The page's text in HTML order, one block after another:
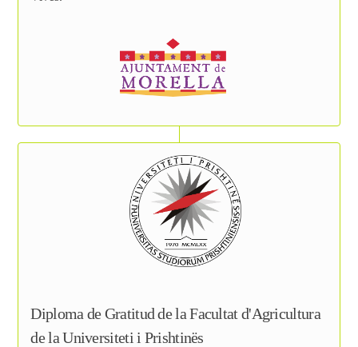
Diploma de Gratitud de la Facultat d'Agricultura
de la Universiteti i Prishtinës